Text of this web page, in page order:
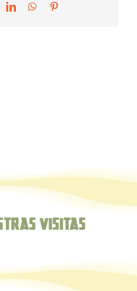
LinkedInWhatsApp
Visitas